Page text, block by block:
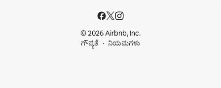
© 2026 Airbnb, Inc.
ಗೌಪ್ಯತೆ
ನಿಯಮಗಳು